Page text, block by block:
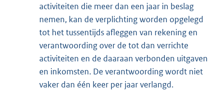
activiteiten die meer dan een jaar in beslag
nemen, kan de verplichting worden opgelegd
tot het tussentijds afleggen van rekening en
verantwoording over de tot dan verrichte
activiteiten en de daaraan verbonden uitgaven
en inkomsten. De verantwoording wordt niet
vaker dan één keer per jaar verlangd.